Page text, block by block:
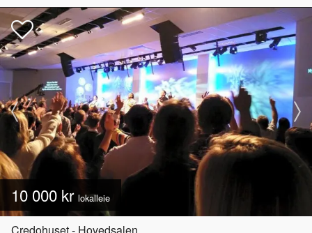
10 000 kr lokalleie
Credohuset - Hovedsalen